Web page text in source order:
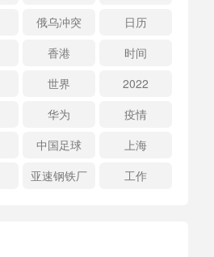
俄乌冲突
日历
香港
时间
世界
2022
华为
疫情
中国足球
上海
亚速钢铁厂 工作